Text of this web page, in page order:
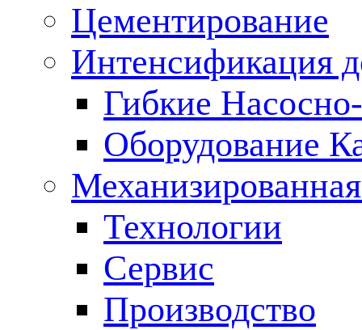
Цементирование
Интенсификация
Гибкие
Оборудование
Технологии
Сервис
Производство